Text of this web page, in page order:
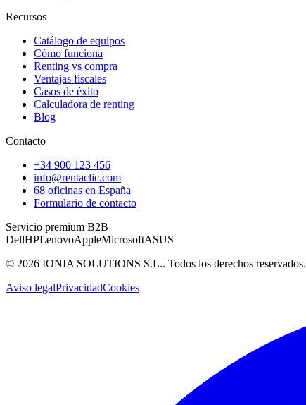
Recursos
Catálogo de equipos
Cómo funciona
Renting vs compra
Ventajas fiscales
Casos de éxito
Calculadora de renting
Blog
Contacto
+34 900 123 456
info@rentaclic.com
68 oficinas en España
Formulario de contacto
Servicio premium B2B
DellHPLenovoAppleMicrosoftASUS
© 2026 IONIA SOLUTIONS S.L.. Todos los derechos reservados.
Aviso legalPrivacidadCookies